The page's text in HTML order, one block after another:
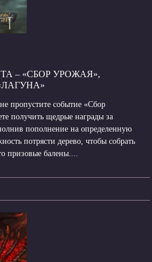
– «СБОР УРОЖАЯ»,
пропустите событие «Сбор
получить щедрые награды за
пополнение на определенную
потрясти дерево, чтобы собрать
призовые балены....